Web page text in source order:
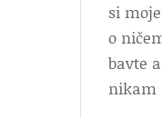
si
o
bavte
nikam